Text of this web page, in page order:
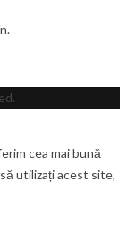
cea mai bună
utilizați acest site,